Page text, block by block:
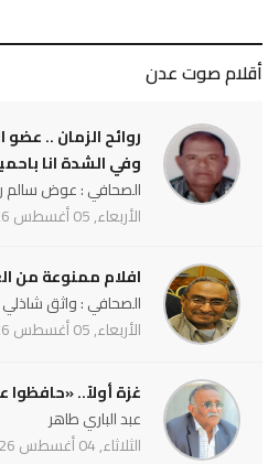
أقلام صوت عدن
وفي الشدة انا
الصحافي : عوض سالم
الأربعاء, 05 أغسطس 2026 - 10:03 م
افلام ممنوعة من
الصحافي : واثق شاذلي
الأربعاء, 05 أغسطس 2026 - 09:59 م
غزة أولاً.. «حافظوا
عبد الباري طاهر
الثلاثاء, 04 أغسطس 2026 - 12:40 ص